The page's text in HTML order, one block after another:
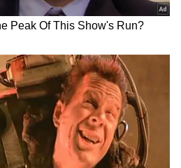
ప్రోత్సహిస్తుంది. దీంతో చర్మం
మారిపోతుంది. ఈ
నివారిస్తుంది. అంతేకాదు
కూడా సహాయపడుతుంది.